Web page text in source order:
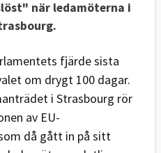
när ledamöterna i
fjärde sista
om drygt 100 dagar.
i Strasbourg rör
av EU-
då gått in på sitt